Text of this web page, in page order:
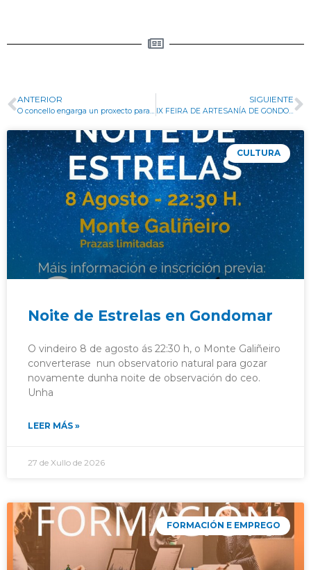
ANTERIOR
O concello engarga un proxecto para a rehabilitación do Lavadoiro de Areiña
SIGUIENTE
IX FEIRA DE ARTESANÍA DE GONDOMAR “MOSTRAFEIRA”
CULTURA
Noite de Estrelas en Gondomar
O vindeiro 8 de agosto ás 22:30 h, o Monte Galiñeiro
converterase nun observatorio natural para gozar
novamente dunha noite de observación do ceo.
Unha
LEER MÁS »
27 de Xullo de 2026
FORMACIÓN E EMPREGO